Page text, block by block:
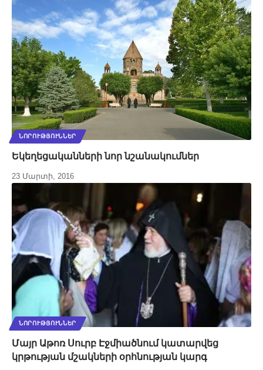
ՆՈՐՈՒԹՅՈՒՆՆԵՐ
Եկեղեցականների նոր նշանակումներ
23 Մարտի, 2016
ՆՈՐՈՒԹՅՈՒՆՆԵՐ
Մայր Աթոռ Սուրբ Էջմիածնում կատարվեց
կրթության մշակների օրհնության կարգ